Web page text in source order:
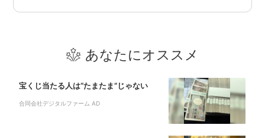
あなたにオススメ
宝くじ当たる人は“たまたま”じゃない
合同会社デジタルファーム AD